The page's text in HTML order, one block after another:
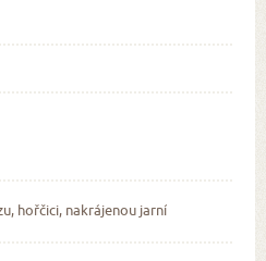
hořčici, nakrájenou jarní